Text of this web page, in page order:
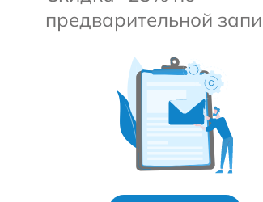
предварительной